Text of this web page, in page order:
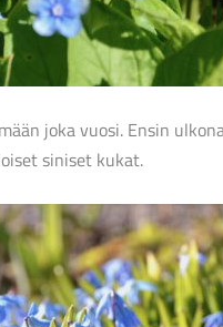
joka vuosi. Ensin
siniset kukat.